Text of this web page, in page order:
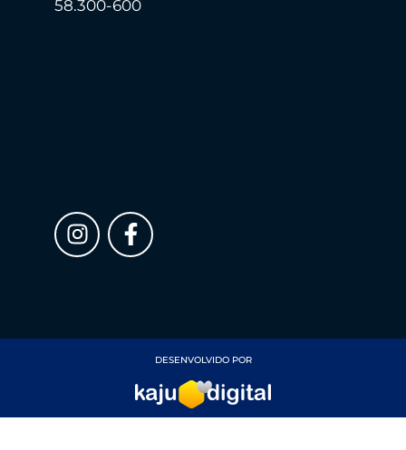
58.300-600
DESENVOLVIDO POR